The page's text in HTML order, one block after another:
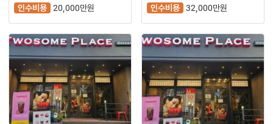
인수비용 20,000만원
인수비용 32,000만원